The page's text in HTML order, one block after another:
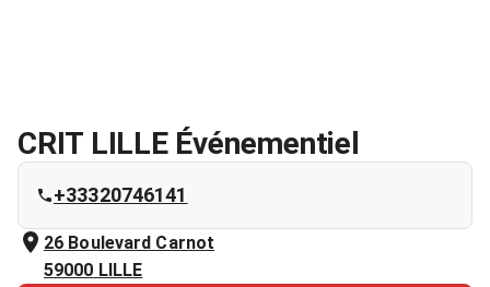
CRIT LILLE Événementiel
+33320746141
26 Boulevard Carnot
59000 LILLE